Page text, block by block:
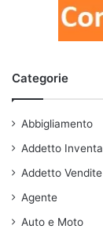
Categorie
Abbigliamento
Addetto
Addetto Vendite
Agente
Auto e Moto